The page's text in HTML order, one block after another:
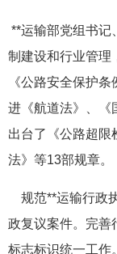
**运输部党组书记
制建设和行业管理
《公路安全保护
进《航道法》、《
出台了《公路超限
法》等13部规章。
规范**运输行政
政复议案件。完善
标志标识统一工作